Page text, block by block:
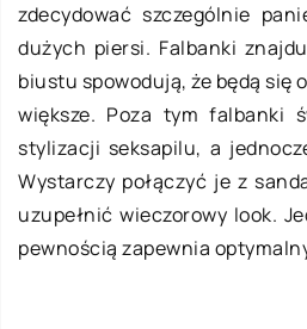
zdecydować szczególnie
dużych piersi. Falbanki
biustu spowodują, że będą się
większe. Poza tym falbanki
stylizacji seksapilu, a
Wystarczy połączyć je z
uzupełnić wieczorowy look.
pewnością zapewnia